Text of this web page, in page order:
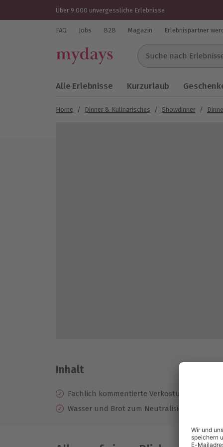
Über 9.000 unvergessliche Erlebnisse
FAQ Jobs B2B Magazin Erlebnispartner
Suche nach
Alle Erlebnisse Kurzurlaub
Home / Dinner & Kulinarisches / Showdinner /
Inhalt
Fachlich kommentierte Verkostung von 6
Wasser und Brot zum Neutralisieren